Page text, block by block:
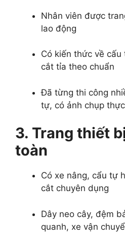
Nhân viên được
lao động
Có kiến thức về
cắt tỉa theo chuẩn
Đã từng thi công
tự, có ảnh chụp
3. Trang thiết
toàn
Có xe nâng, cẩu tự
cắt chuyên dụng
Dây neo cây, đệm
quanh, xe vận